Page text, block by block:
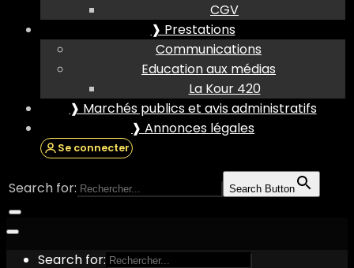
CGV
❱ Prestations
Communications
Education aux médias
La Kour 420
❱ Marchés publics et avis administratifs
❱ Annonces légales
Se connecter
Search for: Search Button
Search for: